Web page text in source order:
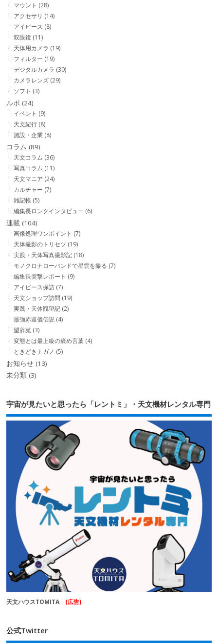
マウント (28)
アクセサリ (14)
アイピース (8)
双眼鏡 (11)
天体用カメラ (19)
フィルター (19)
デジタルカメラ (30)
カメラレンズ (29)
ソフト (3)
ルポ (24)
イベント (9)
天文紀行 (8)
施設・企業 (8)
コラム (89)
天文コラム (36)
写真コラム (11)
天文マニア (24)
カルチャー (7)
雑記帳 (5)
編集長ロングインタビュー (6)
連載 (104)
画像処理ワンポイント (7)
天体撮影のトリセツ (19)
実践・天体写真撮影記 (18)
モノクロナローバンドで星雲を撮る (7)
編集長突撃レポート (9)
アイピース探訪 (7)
天文ショップ訪問 (19)
実践・天体観望記 (2)
最強赤道儀伝説 (4)
望辞苑 (3)
変態とは最上級の褒め言葉 (4)
ときどきナガノ (5)
お知らせ (13)
未分類 (3)
宇宙が見たいと思ったら「レントミ」・天文機材レンタル専門
天文ハウスTOMITA (広告)
公式Twitter